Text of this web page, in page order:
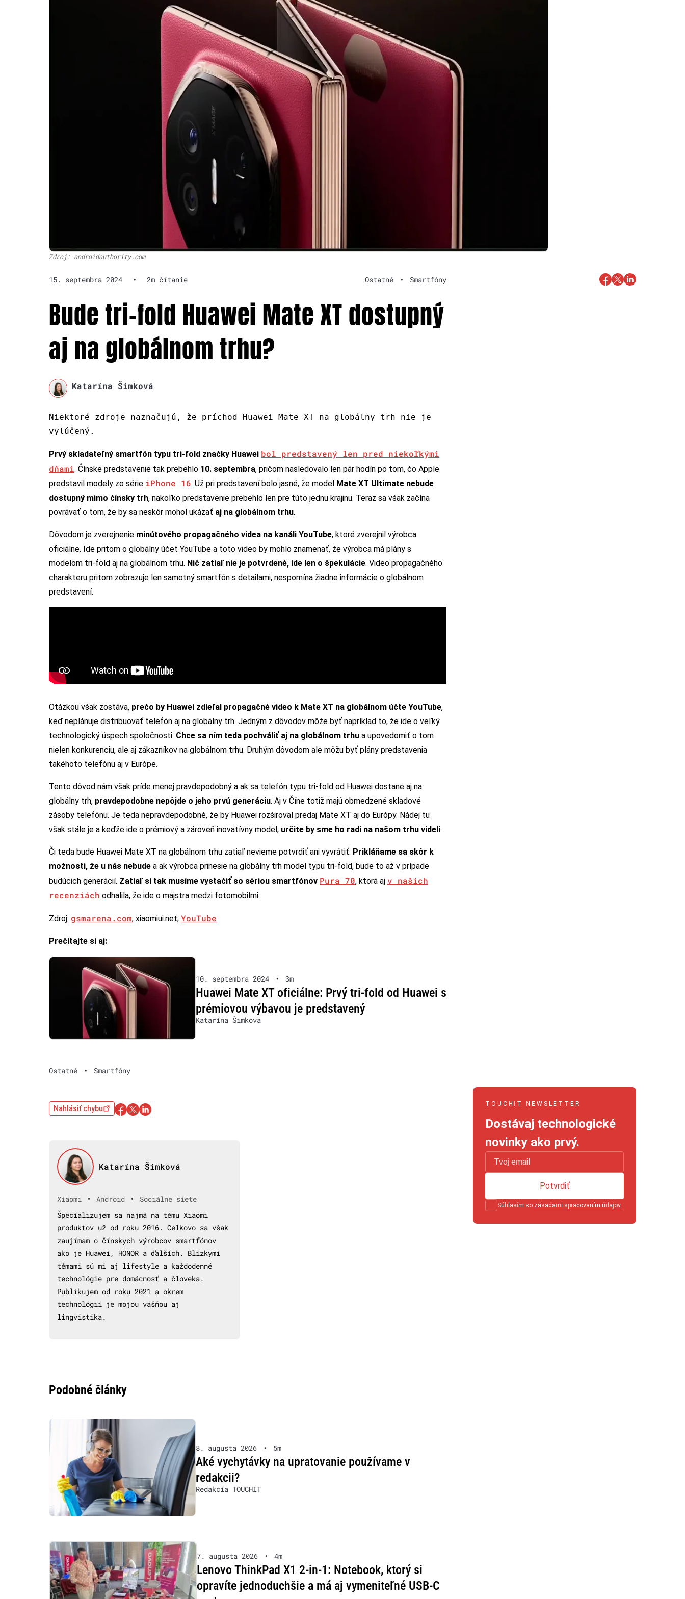
Zdroj: androidauthority.com
15. septembra 2024 • 2m čítanie Ostatné • Smartfóny
Bude tri-fold Huawei Mate XT dostupný
aj na globálnom trhu?
Katarína Šimková
Niektoré zdroje naznačujú, že príchod Huawei Mate XT na globálny trh nie je
vylúčený.
Prvý skladateľný smartfón typu tri-fold značky Huawei bol predstavený len pred niekoľkými
dňami. Čínske predstavenie tak prebehlo 10. septembra, pričom nasledovalo len pár hodín po tom, čo Apple
predstavil modely zo série iPhone 16. Už pri predstavení bolo jasné, že model Mate XT Ultimate nebude
dostupný mimo čínsky trh, nakoľko predstavenie prebehlo len pre túto jednu krajinu. Teraz sa však začína
povrávať o tom, že by sa neskôr mohol ukázať aj na globálnom trhu.
Dôvodom je zverejnenie minútového propagačného videa na kanáli YouTube, ktoré zverejnil výrobca
oficiálne. Ide pritom o globálny účet YouTube a toto video by mohlo znamenať, že výrobca má plány s
modelom tri-fold aj na globálnom trhu. Nič zatiaľ nie je potvrdené, ide len o špekulácie. Video propagačného
charakteru pritom zobrazuje len samotný smartfón s detailami, nespomína žiadne informácie o globálnom
predstavení.
Otázkou však zostáva, prečo by Huawei zdieľal propagačné video k Mate XT na globálnom účte YouTube,
keď neplánuje distribuovať telefón aj na globálny trh. Jedným z dôvodov môže byť napríklad to, že ide o veľký
technologický úspech spoločnosti. Chce sa ním teda pochváliť aj na globálnom trhu a upovedomiť o tom
nielen konkurenciu, ale aj zákazníkov na globálnom trhu. Druhým dôvodom ale môžu byť plány predstavenia
takéhoto telefónu aj v Európe.
Tento dôvod nám však príde menej pravdepodobný a ak sa telefón typu tri-fold od Huawei dostane aj na
globálny trh, pravdepodobne nepôjde o jeho prvú generáciu. Aj v Číne totiž majú obmedzené skladové
zásoby telefónu. Je teda nepravdepodobné, že by Huawei rozširoval predaj Mate XT aj do Európy. Nádej tu
však stále je a keďže ide o prémiový a zároveň inovatívny model, určite by sme ho radi na našom trhu videli.
Či teda bude Huawei Mate XT na globálnom trhu zatiaľ nevieme potvrdiť ani vyvrátiť. Prikláňame sa skôr k
možnosti, že u nás nebude a ak výrobca prinesie na globálny trh model typu tri-fold, bude to až v prípade
budúcich generácií. Zatiaľ si tak musíme vystačiť so sériou smartfónov Pura 70, ktorá aj v našich
recenziách odhalila, že ide o majstra medzi fotomobilmi.
Zdroj: gsmarena.com, xiaomiui.net, YouTube
Prečítajte si aj:
10. septembra 2024 • 3m
Huawei Mate XT oficiálne: Prvý tri-fold od Huawei s
prémiovou výbavou je predstavený
Katarína Šimková
Ostatné • Smartfóny
Nahlásiť chybu
Katarína Šimková
Xiaomi • Android •
Sociálne siete
Špecializujem sa najmä na tému Xiaomi
produktov už od roku 2016. Celkovo sa však
zaujímam o čínskych výrobcov smartfónov
ako je Huawei, HONOR a ďalších. Blízkymi
témami sú mi aj lifestyle a každodenné
technológie pre domácnosť a človeka.
Publikujem od roku 2021 a okrem
technológií je mojou vášňou aj
lingvistika.
Podobné články
8. augusta 2026 • 5m
Aké vychytávky na upratovanie používame v
redakcii?
Redakcia TOUCHIT
7. augusta 2026 • 4m
Lenovo ThinkPad X1 2-in-1: Notebook, ktorý si
opravíte jednoduchšie a má aj vymeniteľné USB-C
TOUCHIT NEWSLETTER
Dostávaj technologické
novinky ako prvý.
Súhlasím so zásadami spracovaním údajov.
Potvrdiť